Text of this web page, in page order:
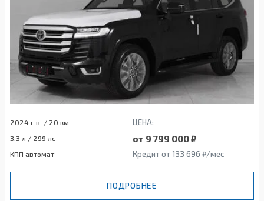
2024 г.в. / 20 км ЦЕНА:
3.3 л / 299 лс от 9 799 000 ₽
КПП автомат Кредит от 133 696 ₽/мес
ПОДРОБНЕЕ